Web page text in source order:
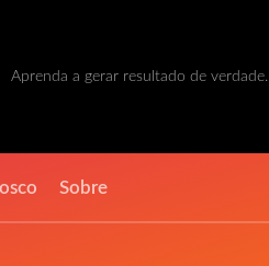
Aprenda a gerar resultado de verdade.
Sobre